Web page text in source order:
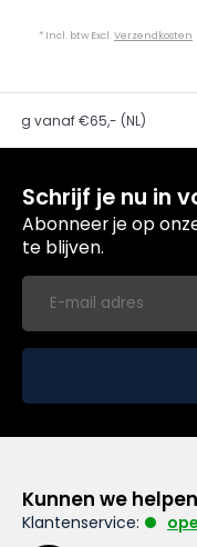
* Incl. btw Excl.Verzendkosten
vanaf €65,- (NL)
Schrijf je nu in
Abonneer je op
te blijven.
Kunnen we
Klantenservice: